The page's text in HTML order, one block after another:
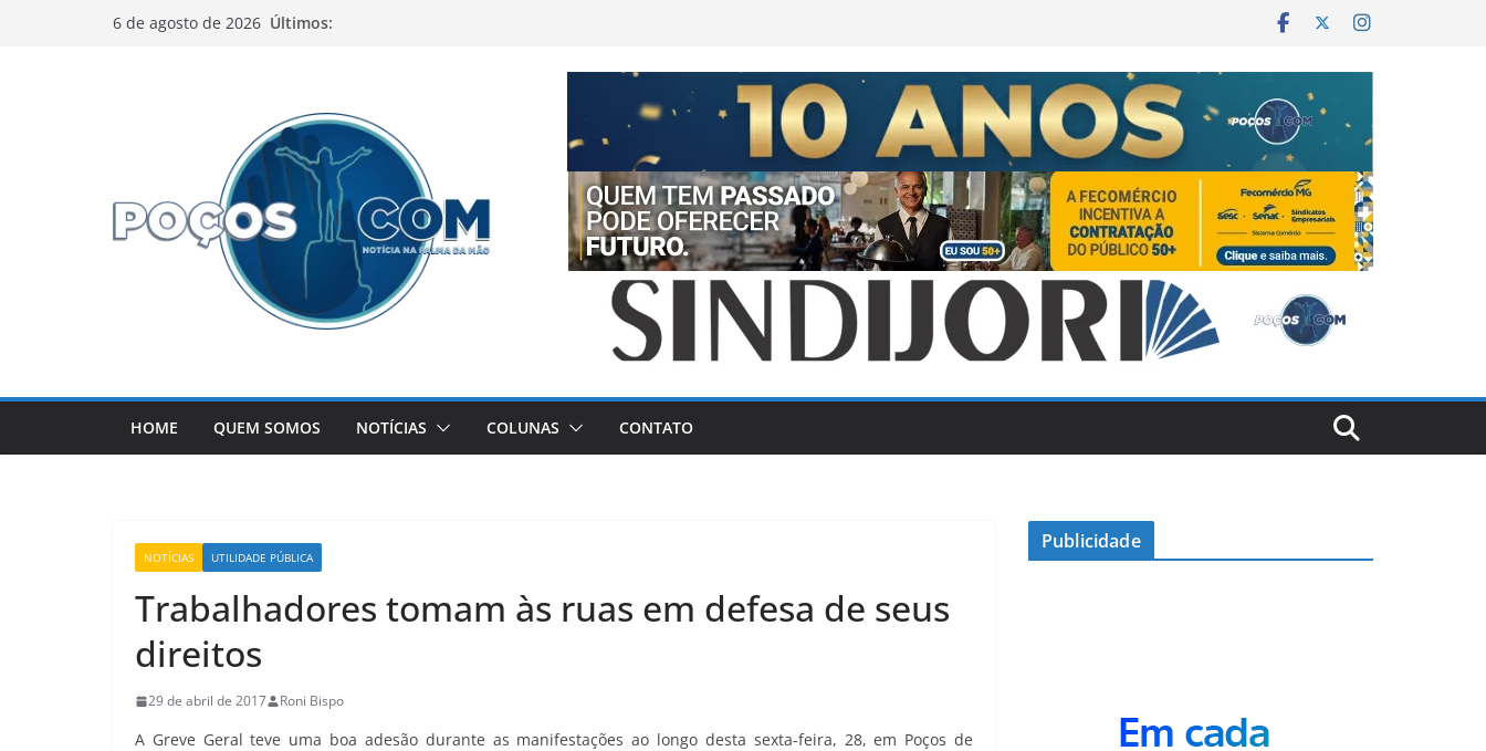
6 de agosto de 2026 Últimos:
HOME QUEM SOMOS NOTÍCIAS COLUNAS CONTATO
NOTÍCIAS UTILIDADE PÚBLICA
Trabalhadores tomam às ruas em defesa de seus
direitos
29 de abril de 2017 Roni Bispo
A Greve Geral teve uma boa adesão durante as manifestações ao longo desta sexta-feira, 28, em Poços de
Publicidade